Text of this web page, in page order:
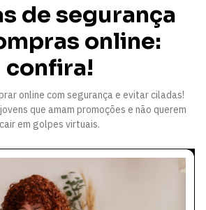
de segurança
online:
confira!
online com segurança e evitar ciladas!
que amam promoções e não querem
cair em golpes virtuais.